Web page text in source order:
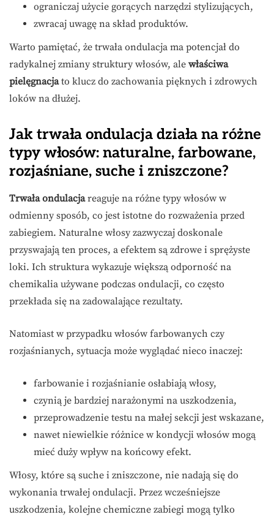
ograniczaj użycie gorących narzędzi stylizujących,
zwracaj uwagę na skład produktów.
Warto pamiętać, że trwała ondulacja ma potencjał do
radykalnej zmiany struktury włosów, ale właściwa
pielęgnacjato klucz do zachowania pięknych i zdrowych
loków na dłużej.
Jak trwała ondulacja działa na różne
typy włosów: naturalne, farbowane,
rozjaśniane, suche i zniszczone?
Trwała ondulacjareaguje na różne typy włosów w
odmienny sposób, co jest istotne do rozważenia przed
zabiegiem. Naturalne włosy zazwyczaj doskonale
przyswajają ten proces, a efektem są zdrowe i sprężyste
loki. Ich struktura wykazuje większą odporność na
chemikalia używane podczas ondulacji, co często
przekłada się na zadowalające rezultaty.
Natomiast w przypadku włosów farbowanych czy
rozjaśnianych, sytuacja może wyglądać nieco inaczej:
farbowanie i rozjaśnianie osłabiają włosy,
czynią je bardziej narażonymi na uszkodzenia,
przeprowadzenie testu na małej sekcji jest wskazane,
nawet niewielkie różnice w kondycji włosów mogą
mieć duży wpływ na końcowy efekt.
Włosy, które są suche i zniszczone, nie nadają się do
wykonania trwałej ondulacji. Przez wcześniejsze
uszkodzenia, kolejne chemiczne zabiegi mogą tylko